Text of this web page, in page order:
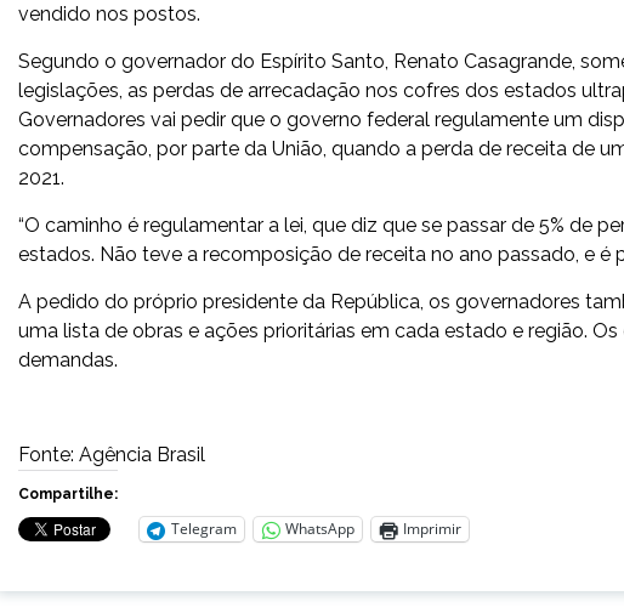
vendido nos postos.
Segundo o governador do Espírito Santo, Renato Casagrande,
legislações, as perdas de arrecadação nos cofres dos estados
Governadores vai pedir que o governo federal regulamente um
compensação, por parte da União, quando a perda de receita de
2021.
“O caminho é regulamentar a lei, que diz que se passar de 5% de
estados. Não teve a recomposição de receita no ano passado, e é
A pedido do próprio presidente da República, os governadores
uma lista de obras e ações prioritárias em cada estado e região.
demandas.
Fonte: Agência Brasil
Compartilhe:
Telegram WhatsApp Imprimir